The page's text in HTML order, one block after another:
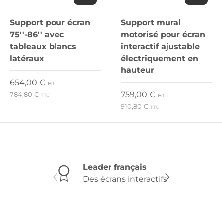
Support pour écran
75''-86'' avec
tableaux blancs
latéraux
Prix habituel
654,00 € HT
784,80 € TTC
Support mural
motorisé pour écran
interactif ajustable
électriquement en
hauteur
Prix habituel
759,00 € HT
910,80 € TTC
Précédent Suivant
Leader français
Des écrans interactifs